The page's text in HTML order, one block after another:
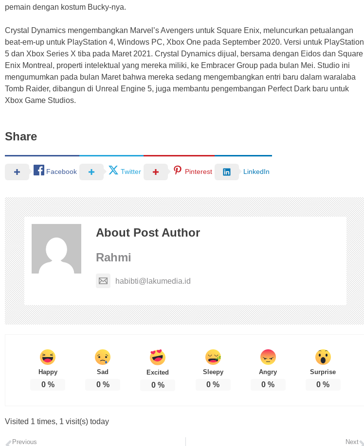
pemain dengan kostum Bucky-nya.
Crystal Dynamics mengembangkan Marvel’s Avengers untuk Square Enix, meluncurkan petualangan
beat-em-up untuk PlayStation 4, Windows PC, Xbox One pada September 2020. Versi untuk PlayStation
5 dan Xbox Series X tiba pada Maret 2021. Crystal Dynamics dijual, bersama dengan Eidos dan Square
Enix Montreal, properti intelektual yang mereka miliki, ke Embracer Group pada bulan Mei. Studio ini
mengumumkan pada bulan Maret bahwa mereka sedang mengembangkan entri baru dalam waralaba
Tomb Raider, dibangun di Unreal Engine 5, juga membantu pengembangan Perfect Dark baru untuk
Xbox Game Studios.
Share
Facebook Twitter Pinterest LinkedIn
About Post Author
Rahmi
habibti@lakumedia.id
Happy
0%
Sad
0%
Excited
0%
Sleepy
0 %
Angry
0 %
Surprise
0 %
Visited 1 times, 1 visit(s) today
Previous Next